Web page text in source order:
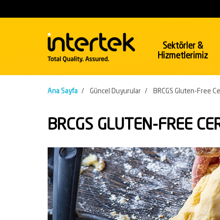
Sektörler &
Hizmetlerimiz
Kimyasallar
Polimerplastik
İnşaat & Mühendislik
İnşaat
Endüstri
Enerji &
Enerji
Ana Sayfa / Güncel Duyurular / BRCGS Gluten-Free
BRCGS GLUTEN-FREE